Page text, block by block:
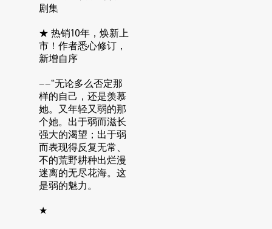
剧集
★ 热销10年，焕新上
市！作者悉心修订，
新增自序
——“无论多么否定那
样的自己，还是羡慕
她。又年轻又弱的那
个她。出于弱而滋长
强大的渴望；出于弱
而表现得反复无常、
不的荒野耕种出烂漫
迷离的无尽花海。这
是弱的魅力。
★